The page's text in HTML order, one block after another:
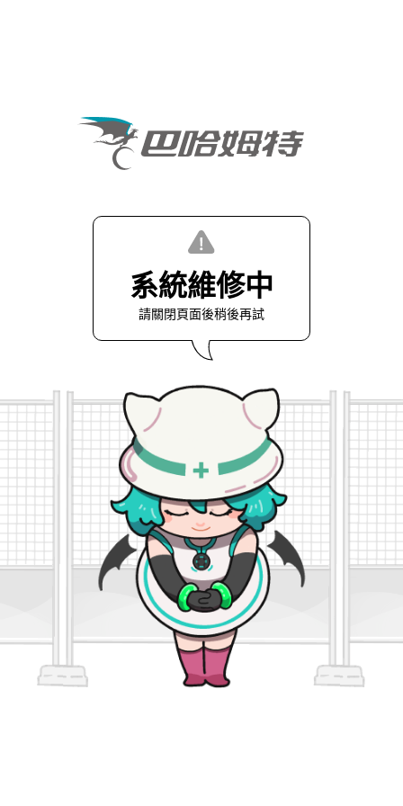
系統維修中
請關閉頁面後稍後再試